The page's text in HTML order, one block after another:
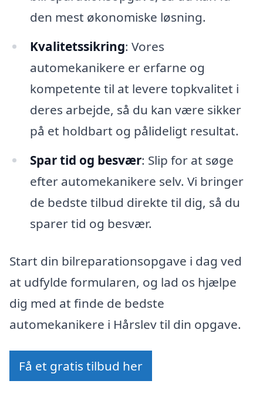
den mest økonomiske løsning.
Kvalitetssikring: Vores
automekanikere er erfarne og
kompetente til at levere topkvalitet i
deres arbejde, så du kan være sikker
på et holdbart og pålideligt resultat.
Spar tid og besvær: Slip for at søge
efter automekanikere selv. Vi bringer
de bedste tilbud direkte til dig, så du
sparer tid og besvær.
Start din bilreparationsopgave i dag ved
at udfylde formularen, og lad os hjælpe
dig med at finde de bedste
automekanikere i Hårslev til din opgave.
Få et gratis tilbud her